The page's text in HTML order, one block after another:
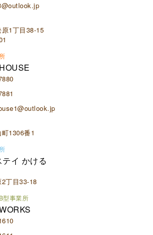
1丁目38-15
1306番1
イ かける
丁目33-18
型事業所